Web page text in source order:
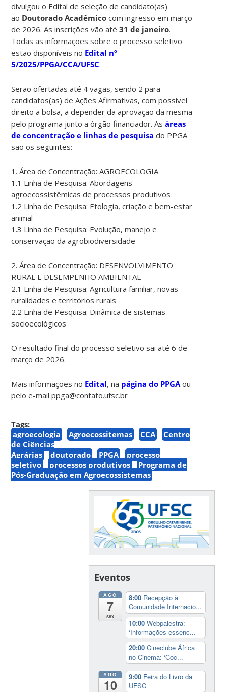
divulgou o Edital de seleção de candidato(as)
ao Doutorado Acadêmicocom ingresso em março
de 2026. As inscrições vão até 31 de janeiro.
Todas as informações sobre o processo seletivo
estão disponíveis no Edital nº
5/2025/PPGA/CCA/UFSC.
Serãoofertadas até 4 vagas, sendo 2 para
candidatos(as) de Ações Afirmativas, com possível
direito a bolsa, a depender daaprovação da mesma
pelo programa junto a órgão financiador.Asáreas
de concentração e linhas de pesquisa do PPGA
são os seguintes:
1. Área de Concentração: AGROECOLOGIA
1.1 Linha de Pesquisa: Abordagens
agroecossistêmicas de processos produtivos
1.2 Linha de Pesquisa: Etologia, criação e bem-estar
animal
1.3 Linha de Pesquisa: Evolução, manejo e
conservação da agrobiodiversidade
2. Área de Concentração: DESENVOLVIMENTO
RURAL E DESEMPENHO AMBIENTAL
2.1 Linha de Pesquisa: Agricultura familiar, novas
ruralidades e territórios rurais
2.2 Linha de Pesquisa: Dinâmica de sistemas
socioecológicos
O resultado final do processo seletivo sai até 6 de
março de 2026.
Mais informações no Edital, na página do PPGA ou
pelo e-mail ppga@contato.ufsc.br
Tags:
agroecologia
Agroecossitemas CCA
Centro
de Ciências
Agrárias
doutorado PPGA
processo
seletivo
processos produtivos
Programa de
Pós-Graduação em Agroecossistemas
Eventos
AGO
7
sex
8:00 Recepção à
Comunidade Internacio...
10:00Webpalestra:
‘Informações essenc...
20:00Cineclube África
no Cinema: ‘Coc...
AGO
10
9:00 Feira do Livro da
UFSC